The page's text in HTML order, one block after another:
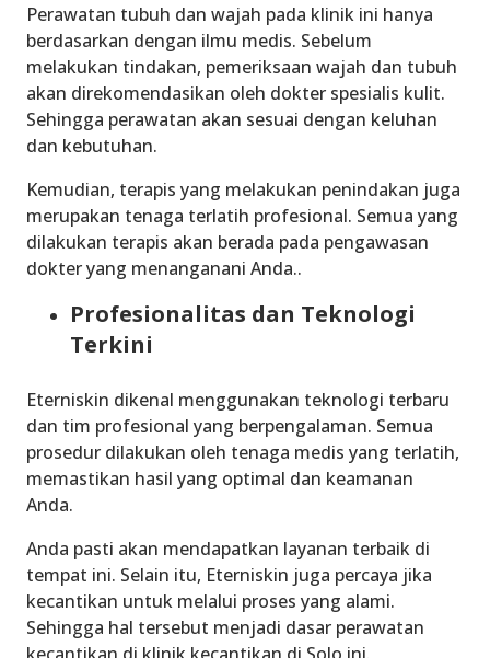
Perawatan tubuh dan wajah pada klinik ini hanya
berdasarkan dengan ilmu medis. Sebelum
melakukan tindakan, pemeriksaan wajah dan tubuh
akan direkomendasikan oleh dokter spesialis kulit.
Sehingga perawatan akan sesuai dengan keluhan
dan kebutuhan.
Kemudian, terapis yang melakukan penindakan juga
merupakan tenaga terlatih profesional. Semua yang
dilakukan terapis akan berada pada pengawasan
dokter yang menanganani Anda..
Profesionalitas dan Teknologi
Terkini
Eterniskin dikenal menggunakan teknologi terbaru
dan tim profesional yang berpengalaman. Semua
prosedur dilakukan oleh tenaga medis yang terlatih,
memastikan hasil yang optimal dan keamanan
Anda.
Anda pasti akan mendapatkan layanan terbaik di
tempat ini. Selain itu, Eterniskin juga percaya jika
kecantikan untuk melalui proses yang alami.
Sehingga hal tersebut menjadi dasar perawatan
kecantikan di klinik kecantikan di Solo ini.